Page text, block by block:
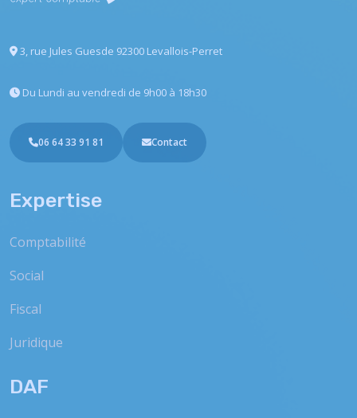
3, rue Jules Guesde 92300 Levallois-Perret
Du Lundi au vendredi de 9h00 à 18h30
06 64 33 91 81 Contact
Expertise
Comptabilité
Social
Fiscal
Juridique
DAF